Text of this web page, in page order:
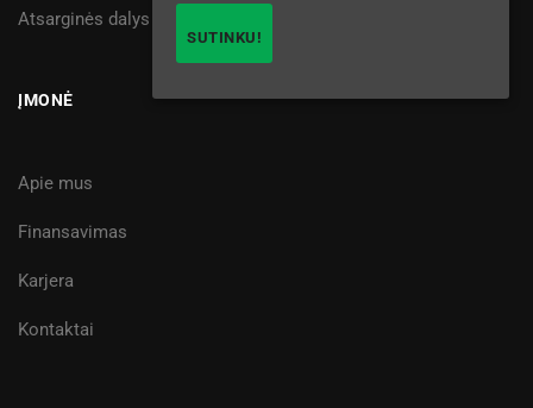
Atsarginės dalys
ĮMONĖ
Apie mus
Finansavimas
Karjera
Kontaktai
SUTINKU!